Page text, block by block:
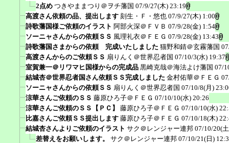
2点め つきやままつり＠ヲチ藩国 07/9/27(木) 23:19
高渡さん依頼の品、提出します 刻生・Ｆ・悠也 07/9/27(木) 1:00
詩歌藩国様ご依頼のイラスト 阿部火深＠ＦＶＢ 07/9/28(金) 1:54
ソーニャさんからの依頼ＳＳ 風理礼衣＠ＦＥＧ 07/9/28(金) 13:43
詩歌藩国さまからの依頼 完成いたしました 猫野和錆＠玄霧藩国
高渡さんからのご依頼ＳＳ 扇りんく＠世界忍者国 07/10/3(水) 19:37
室賀兼一＠リワマヒ国様からの完成品 黒崎克哉＠海法よけ藩国 07/
結城杏＠世界忍者国さん依頼ＳＳ完成しました 金村佑華＠ＦＥＧ
ソーニャさんからの依頼ＳＳ 扇りんく＠世界忍者国 07/10/8(月)
涼華さんご依頼のＳＳ 藤原ひろ子＠ＦＥＧ 07/10/10(水) 20:26
涼華さんご依頼のＳＳ【ＰＣ】
藤原ひろ子＠ＦＥＧ 07/10/10(水)
比嘉さんご依頼ＳＳ提出します 藤原ひろ子＠ＦＥＧ 07/10/18(木)
結城杏さんよりご依頼のイラスト サク＠レンジャー連邦 07/10/20(
差替えをお願いします。
サク＠レンジャー連邦 07/10/21(日)